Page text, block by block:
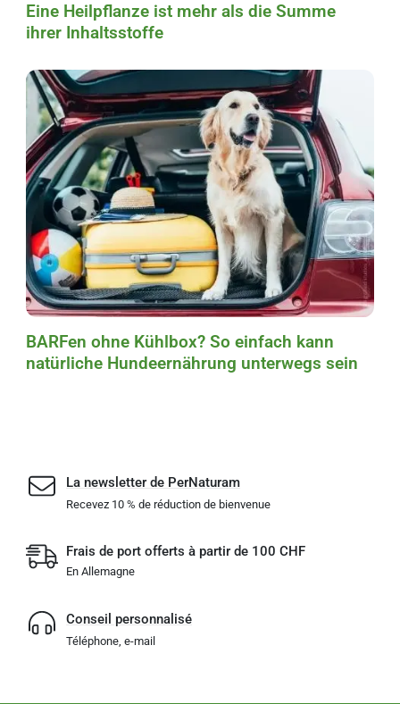
Eine Heilpflanze ist mehr als die Summe
ihrer Inhaltsstoffe
BARFen ohne Kühlbox? So einfach kann
natürliche Hundeernährung unterwegs sein
La newsletter de PerNaturam
Recevez 10 % de réduction de bienvenue
Frais de port offerts à partir de 100 CHF
En Allemagne
Conseil personnalisé
Téléphone, e-mail